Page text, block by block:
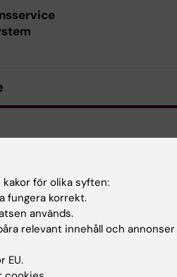
för utbildning på
och avancerad nivå
för olika syften:
fungera korrekt.
används.
relevant innehåll och
EU.